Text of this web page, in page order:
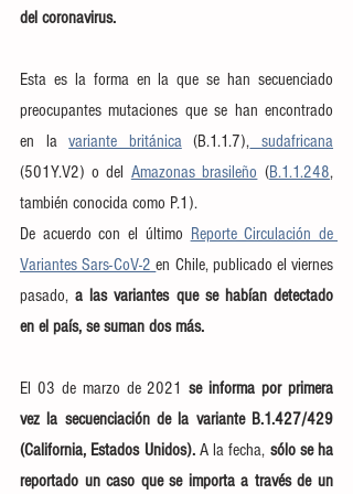
del coronavirus.
Esta es la forma en la que se han secuenciado
preocupantes mutaciones que se han encontrado
en la variante británica (B.1.1.7), sudafricana
(501Y.V2) o del Amazonas brasileño (B.1.1.248,
también conocida como P.1).
De acuerdo con el último Reporte Circulación de
Variantes Sars-CoV-2 en Chile, publicado el viernes
pasado, a las variantes que se habían detectado
en el país, se suman dos más.
El 03 de marzo de 2021 se informa por primera
vez la secuenciación de la variante B.1.427/429
(California, Estados Unidos). A la fecha, sólo se ha
reportado un caso que se importa a través de un